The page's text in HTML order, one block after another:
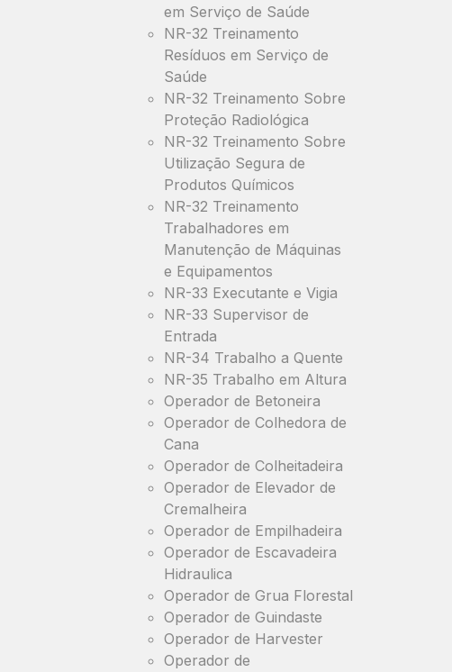
em Serviço de Saúde
NR-32 Treinamento
Resíduos em Serviço de
Saúde
NR-32 Treinamento Sobre
Proteção Radiológica
NR-32 Treinamento Sobre
Utilização Segura de
Produtos Químicos
NR-32 Treinamento
Trabalhadores em
Manutenção de Máquinas
e Equipamentos
NR-33 Executante e Vigia
NR-33 Supervisor de
Entrada
NR-34 Trabalho a Quente
NR-35 Trabalho em Altura
Operador de Betoneira
Operador de Colhedora de
Cana
Operador de Colheitadeira
Operador de Elevador de
Cremalheira
Operador de Empilhadeira
Operador de Escavadeira
Hidraulica
Operador de Grua Florestal
Operador de Guindaste
Operador de Harvester
Operador de